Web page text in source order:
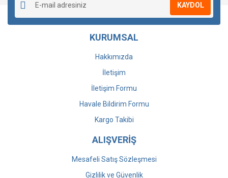
KAYDOL
KURUMSAL
Hakkımızda
İletişim
İletişim Formu
Havale Bildirim Formu
Kargo Takibi
ALIŞVERİŞ
Mesafeli Satış Sözleşmesi
Gizlilik ve Güvenlik